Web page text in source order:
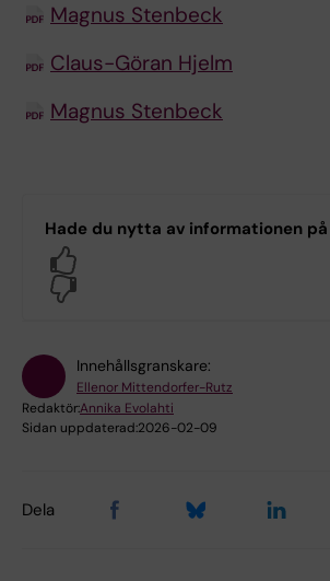
Magnus Stenbeck
Claus-Göran Hjelm
Magnus Stenbeck
Hade du nytta av informationen
Innehållsgranskare:
Ellenor Mittendorfer-Rutz
Redaktör:Annika Evolahti
Sidan uppdaterad:2026-02-09
Dela